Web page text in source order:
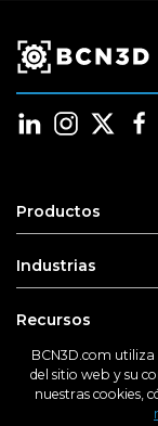
Productos
Industrias
Recursos
Soporte
BCN3D.com
del sitio web y su
nuestras cookies,